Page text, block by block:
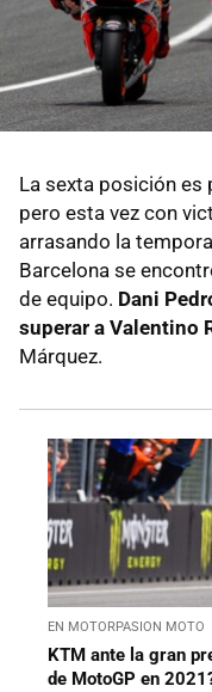
La sexta posición es
pero esta vez con
arrasando la
Barcelona se
de equipo. Dani
superar a Valentino
Márquez.
EN MOTORPASION MOTO
KTM ante la gran
de MotoGP en